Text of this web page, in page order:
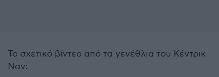
Το σχετικό βίντεο από τα γενέθλια του Κέντρικ
Ναν: